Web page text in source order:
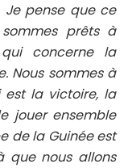
Je pense que ce
prêts à
concerne la
Nous sommes à
est la victoire, la
jouer ensemble
de la Guinée est
que nous allons